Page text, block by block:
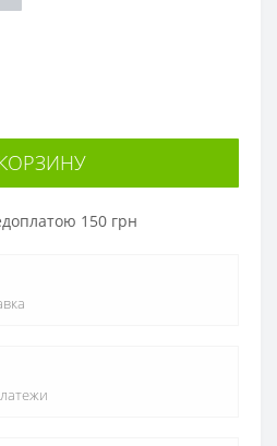
150 грн